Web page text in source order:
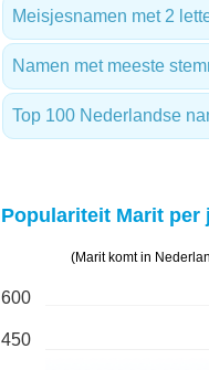
Meisjesnamen met 2
Namen met meeste
Top 100 Nederlandse
Populariteit Marit per
(Marit komt in
600
450